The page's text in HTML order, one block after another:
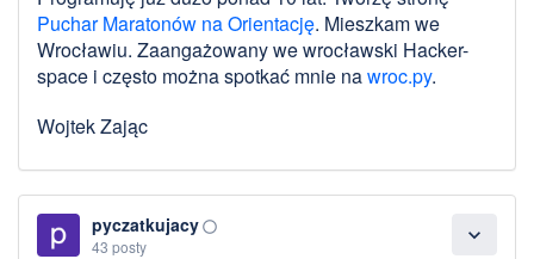
Puchar Maratonów na Orientację. Mieszkam we
Wrocławiu. Zaangażowany we wrocławski Hacker-
space i często można spotkać mnie nawroc.py.
Wojtek Zając
expand_more
pyczatkujacy panorama_fish_eye
43 posty